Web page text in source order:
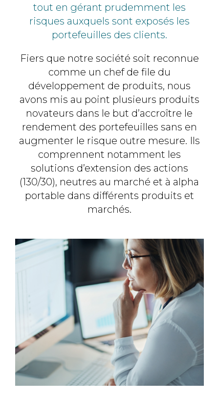
tout en gérant prudemment les
risques auxquels sont exposés les
portefeuilles des clients.
Fiers que notre société soit reconnue
comme un chef de file du
développement de produits, nous
avons mis au point plusieurs produits
novateurs dans le but d’accroître le
rendement des portefeuilles sans en
augmenter le risque outre mesure. Ils
comprennent notamment les
solutions d’extension des actions
(130/30), neutres au marché et à alpha
portable dans différents produits et
marchés.